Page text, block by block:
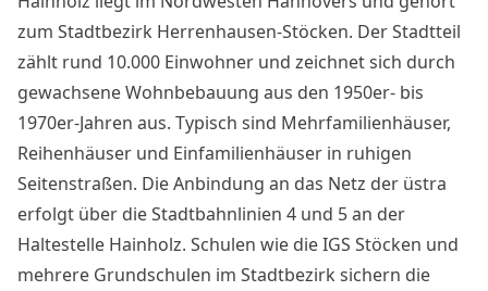
zum Stadtbezirk Herrenhausen-Stöcken. Der Stadtteil
zählt rund 10.000 Einwohner und zeichnet sich durch
gewachsene Wohnbebauung aus den 1950er- bis
1970er-Jahren aus. Typisch sind Mehrfamilienhäuser,
Reihenhäuser und Einfamilienhäuser in ruhigen
Seitenstraßen. Die Anbindung an das Netz der üstra
erfolgt über die Stadtbahnlinien 4 und 5 an der
Haltestelle Hainholz. Schulen wie die IGS Stöcken und
mehrere Grundschulen im Stadtbezirk sichern die